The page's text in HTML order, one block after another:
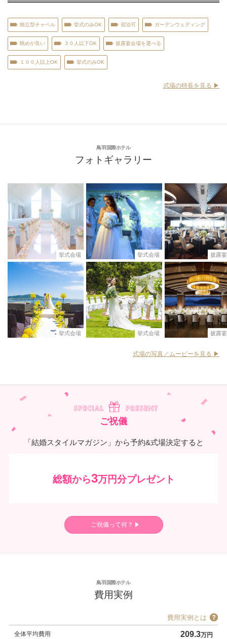
独立型チャペル 挙式のみOK 宿泊可 ガーデンウェディング
眺めが良い ３０人以下OK 披露宴会場を選べる
１００人以上OK 挙式のみOK
式場の特長を見る ▶︎
鳥羽国際ホテル
フォトギャラリー
挙式会場
挙式会場
挙式会場
挙式会場
披露
披露
式場の写真／ムービーを見る ▶︎
ご祝儀
「結婚スタイルマガジン」から予約&式場決定すると
総額から3万円分プレゼント
ご祝儀って何？
鳥羽国際ホテル
費用実例
費用実例とは
全体平均費用 209.3万円